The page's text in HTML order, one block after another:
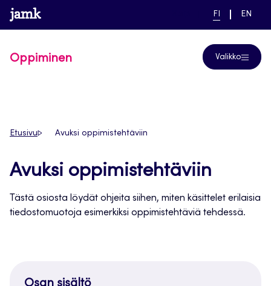
Siirry
suoraan
www.jamk.fi linkki pääsivustolle
NYKYINEN
FI
VAIHDA
EN
Oppiminen Valikko
Etusivu Avuksi oppimistehtäviin
Avuksi oppimistehtäviin
Tästä osiosta löydät ohjeita siihen, miten käsittelet erilaisia
tiedostomuotoja esimerkiksi oppimistehtäviä tehdessä.